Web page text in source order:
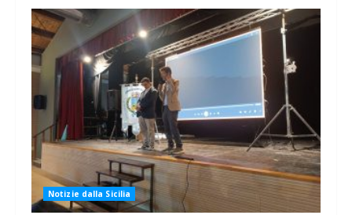
Notizie dalla Sicilia